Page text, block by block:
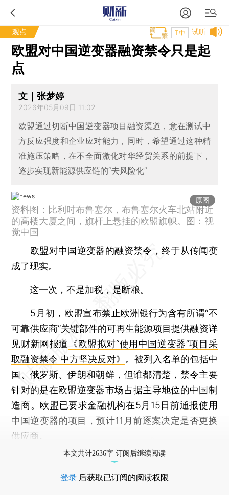
观点 试听
T中
欧盟对中国逆变器融资禁令只是起
点
文｜张梦婷
2026年05月09日 11:02
欧盟通过切断中国逆变器项目融资渠道，意在测试中
方反应强度和企业应对能力，同时，希望通过这种精
准施压策略，在不全面激化对华经贸关系的前提下，
逐步实现新能源供应链的“去风险化”
原图
资料图：比利时布鲁塞尔，布鲁塞尔火车北站附近
的高楼大厦之间，旗杆上悬挂的欧盟旗帜。图：视
觉中国
欧盟对中国逆变器的融资禁令，终于从传闻变
成了现实。
这一次，不是加税，是断粮。
5月初，欧盟宣布禁止欧洲银行为含有所谓“不
可靠供应商”关键部件的可再生能源项目提供融资详
见财新网报道 《欧盟拟对“使用中国逆变器”项目采
取融资禁令 中方坚决反对》 。被列入名单的包括中
国、俄罗斯、伊朗和朝鲜，但谁都清楚，禁令主要
针对的是在欧盟逆变器市场占据主导地位的中国制
造商。欧盟已要求金融机构在5月15日前通报使用
中国逆变器的项目，预计11月前逐案决定是否更换
供应商。
本文共计2636字 订阅后继续阅读
登录 后获取已订阅的阅读权限